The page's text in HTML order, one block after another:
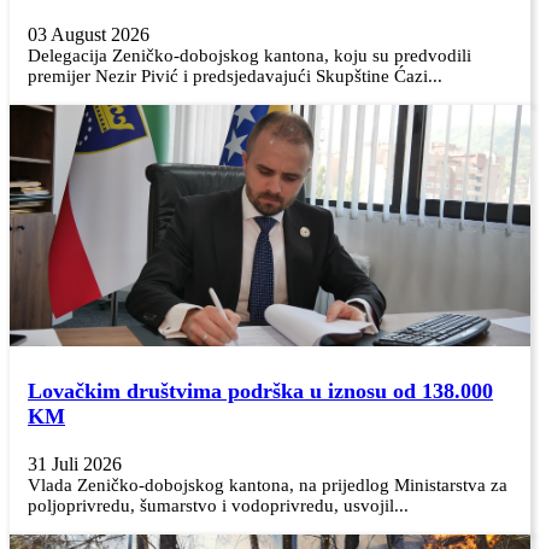
03 August 2026
Delegacija Zeničko-dobojskog kantona, koju su predvodili
premijer Nezir Pivić i predsjedavajući Skupštine Ćazi...
Lovačkim društvima podrška u iznosu od 138.000
KM
31 Juli 2026
Vlada Zeničko-dobojskog kantona, na prijedlog Ministarstva za
poljoprivredu, šumarstvo i vodoprivredu, usvojil...